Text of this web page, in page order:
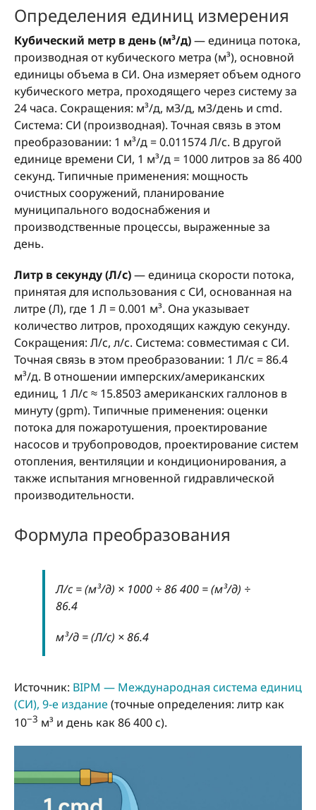
Определения единиц измерения
Кубический метр в день (м³/д)— единица потока,
производная от кубического метра (м³), основной
единицы объема в СИ. Она измеряет объем одного
кубического метра, проходящего через систему за
24 часа. Сокращения: м³/д, м3/д, м3/день и cmd.
Система: СИ (производная). Точная связь в этом
преобразовании: 1 м³/д = 0.011574 Л/с. В другой
единице времени СИ, 1 м³/д = 1000 литров за 86 400
секунд. Типичные применения: мощность
очистных сооружений, планирование
муниципального водоснабжения и
производственные процессы, выраженные за
день.
Литр в секунду (Л/с)— единица скорости потока,
принятая для использования с СИ, основанная на
литре (Л), где 1 Л = 0.001 м³. Она указывает
количество литров, проходящих каждую секунду.
Сокращения: Л/с, л/с. Система: совместимая с СИ.
Точная связь в этом преобразовании: 1 Л/с = 86.4
м³/д. В отношении имперских/американских
единиц, 1 Л/с ≈ 15.8503 американских галлонов в
минуту (gpm). Типичные применения: оценки
потока для пожаротушения, проектирование
насосов и трубопроводов, проектирование систем
отопления, вентиляции и кондиционирования, а
также испытания мгновенной гидравлической
производительности.
Формула преобразования
Л/с = (м³/д) × 1000 ÷ 86 400 = (м³/д) ÷
86.4
м³/д = (Л/с) × 86.4
Источник: BIPM — Международная система единиц
(СИ), 9-е издание (точные определения: литр как
10−3 м³ и день как 86 400 с).